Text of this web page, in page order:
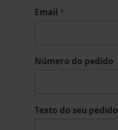
Email
Número do pedido
Texto do seu pedido